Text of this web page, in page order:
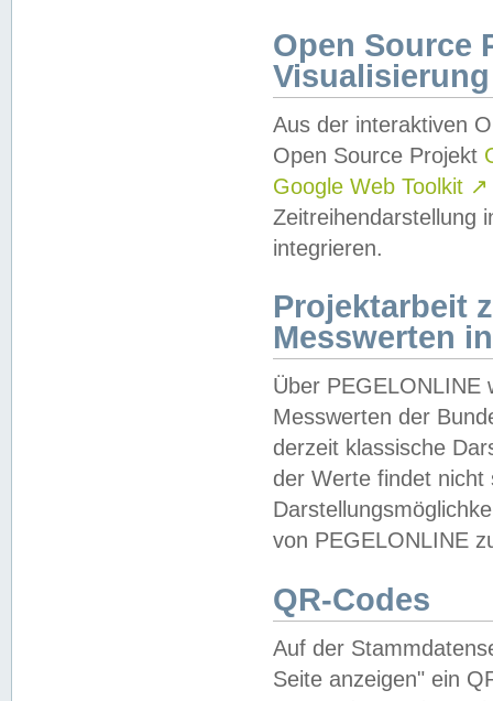
Open Source
Visualisierung
Aus der interaktiven
Open Source Projekt
Google Web Toolkit ↗
Zeitreihendarstellung
integrieren.
Projektarbeit
Messwerten
Über PEGELONLINE
Messwerten der
derzeit klassische
der Werte findet
von PEGELONLINE
QR-Codes
Auf der
Seite anzeigen" ein